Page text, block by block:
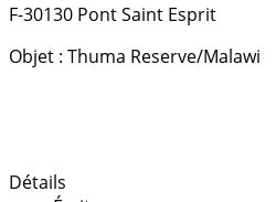
F-30130 Pont Saint Esprit
Objet : Thuma Reserve/Malawi
Détails